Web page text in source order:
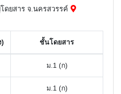
ดยสาร จ.นครสวรรค์
ชั้นโดยสาร
ม.1 (ก)
ม.1 (ก)